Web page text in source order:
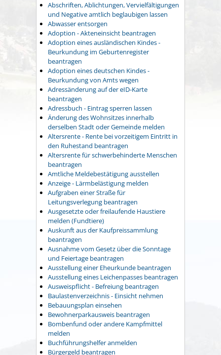
Abschriften, Ablichtungen, Vervielfältigungen
und Negative amtlich beglaubigen lassen
Abwasser entsorgen
Adoption - Akteneinsicht beantragen
Adoption eines ausländischen Kindes -
Beurkundung im Geburtenregister
beantragen
Adoption eines deutschen Kindes -
Beurkundung von Amts wegen
Adressänderung auf der eID-Karte
beantragen
Adressbuch - Eintrag sperren lassen
Änderung des Wohnsitzes innerhalb
derselben Stadt oder Gemeinde melden
Altersrente - Rente bei vorzeitigem Eintritt in
den Ruhestand beantragen
Altersrente für schwerbehinderte Menschen
beantragen
Amtliche Meldebestätigung ausstellen
Anzeige - Lärmbelästigung melden
Aufgraben einer Straße für
Leitungsverlegung beantragen
Ausgesetzte oder freilaufende Haustiere
melden (Fundtiere)
Auskunft aus der Kaufpreissammlung
beantragen
Ausnahme vom Gesetz über die Sonntage
und Feiertage beantragen
Ausstellung einer Eheurkunde beantragen
Ausstellung eines Leichenpasses beantragen
Ausweispflicht - Befreiung beantragen
Baulastenverzeichnis - Einsicht nehmen
Bebauungsplan einsehen
Bewohnerparkausweis beantragen
Bombenfund oder andere Kampfmittel
melden
Buchführungshelfer anmelden
Bürgergeld beantragen